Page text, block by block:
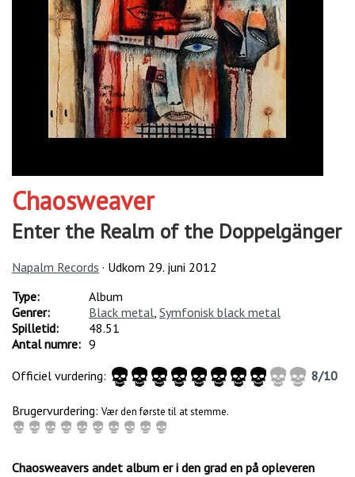
Chaosweaver
Enter the Realm of the Doppelgänger
Napalm Records · Udkom 29. juni 2012
Type:
Album
Genrer:
Black metal Symfonisk black metal
Spilletid:
48.51
Antal numre: 9
Officiel vurdering:
8/10
Brugervurdering: Vær den første til at stemme.
Chaosweavers andet album er i den grad en på opleveren